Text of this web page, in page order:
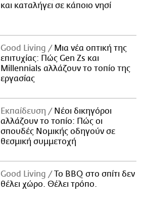
και καταλήγει σε κάποιο νησί
Good Living
Μια νέα οπτική της
επιτυχίας: Πώς Gen Zs και
Millennials αλλάζουν το τοπίο της
εργασίας
Εκπαίδευση
Νέοι δικηγόροι
αλλάζουν το τοπίο: Πώς οι
σπουδές Νομικής οδηγούν σε
θεσμική συμμετοχή
Good Living
Το BBQ στο σπίτι δεν
θέλει χώρο. Θέλει τρόπο.